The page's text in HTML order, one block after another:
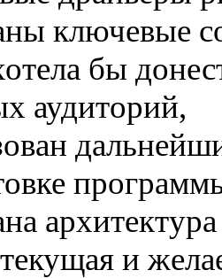
ключевые
бы
аудиторий,
и